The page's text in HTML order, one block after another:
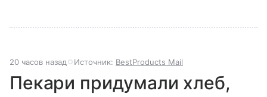
20 часов назад Источник: BestProducts Mail
Пекари придумали хлеб,